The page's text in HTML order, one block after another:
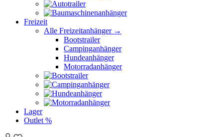
Freizeit
Alle Freizeitanhänger →
Bootstrailer
Campinganhänger
Hundeanhänger
Motorradanhänger
Lager
Outlet %